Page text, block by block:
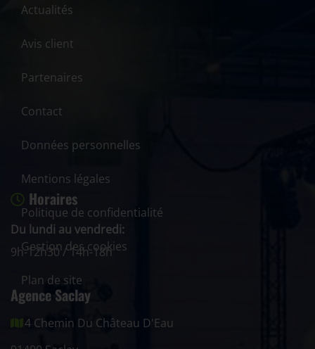
Actualités
Avis client
Partenaires
Contact
Données personnelles
Mentions légales
Politique de confidentialité
Gestion des cookies
Plan de site
Horaires
Du lundi au vendredi:
9h-12h30 / 14h-18h
Agence Saclay
4 Chemin Du Château D'Eau